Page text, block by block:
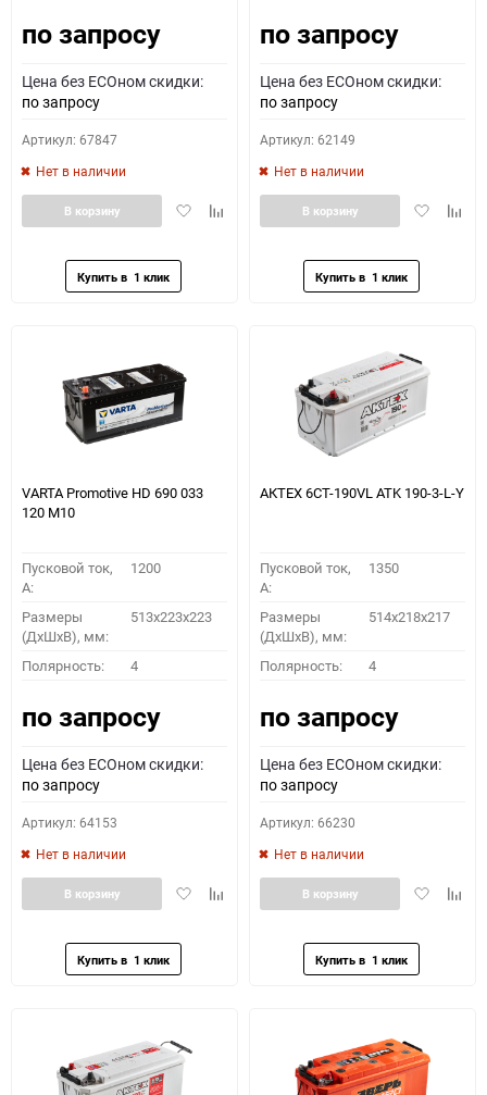
по запросу
Цена без ECOном скидки:
по запросу
Артикул: 67847
Нет в наличии
ДобавитьДобавить
В корзину
по запросу
Цена без ECOном скидки:
по запросу
Артикул: 62149
Нет в наличии
Добавить
В корзину
VARTA Promotive HD 690 033
120 M10
Пусковой ток,
A:
1200
Размеры
(ДхШхВ), мм:
513x223x223
Полярность: 4
по запросу
Цена без ECOном скидки:
по запросу
Артикул: 64153
Нет в наличии
ДобавитьДобавить
В корзину
АКТЕХ 6СТ-190VL ATK 190-3-L-Y
Пусковой ток,
A:
1350
Размеры
(ДхШхВ), мм:
514x218x217
Полярность: 4
по запросу
Цена без ECOном скидки:
по запросу
Артикул: 66230
Нет в наличии
Добавить
В корзину